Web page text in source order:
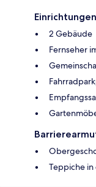
Einrichtungen
2 Gebäude
Fernseher
Teppiche